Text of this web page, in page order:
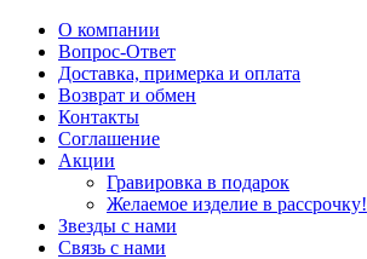
О компании
Вопрос-Ответ
Доставка, примерка и оплата
Возврат и обмен
Контакты
Соглашение
Акции
Гравировка в подарок
Желаемое изделие в рассрочку!
Звезды с нами
Связь с нами